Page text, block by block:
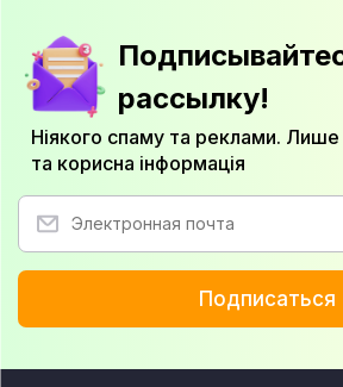
рассылку!
Ніякого спаму та реклами.
та корисна інформація
Подписаться